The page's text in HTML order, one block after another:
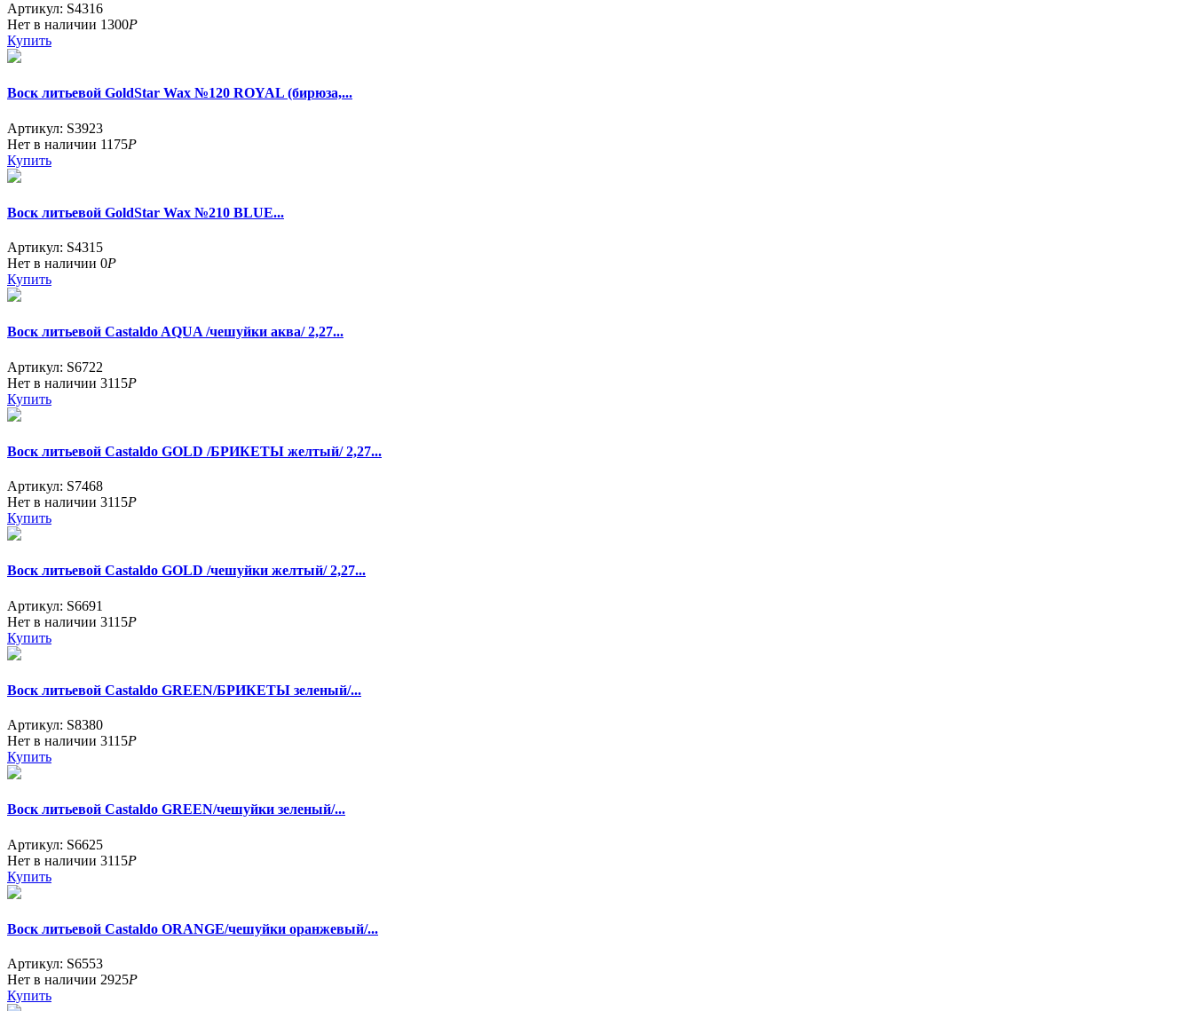
Артикул: S4316
Нет в наличии 1300Р
Купить
Воск литьевой GoldStar Wax №120 ROYAL (бирюза,...
Артикул: S3923
Нет в наличии 1175Р
Купить
Воск литьевой GoldStar Wax №210 BLUE...
Артикул: S4315
Нет в наличии 0Р
Купить
Воск литьевой Castaldo AQUA /чешуйки аква/ 2,27...
Артикул: S6722
Нет в наличии 3115Р
Купить
Воск литьевой Castaldo GOLD /БРИКЕТЫ желтый/ 2,27...
Артикул: S7468
Нет в наличии 3115Р
Купить
Воск литьевой Castaldo GOLD /чешуйки желтый/ 2,27...
Артикул: S6691
Нет в наличии 3115Р
Купить
Воск литьевой Castaldo GREEN/БРИКЕТЫ зеленый/...
Артикул: S8380
Нет в наличии 3115Р
Купить
Воск литьевой Castaldo GREEN/чешуйки зеленый/...
Артикул: S6625
Нет в наличии 3115Р
Купить
Воск литьевой Castaldo ORANGE/чешуйки оранжевый/...
Артикул: S6553
Нет в наличии 2925Р
Купить